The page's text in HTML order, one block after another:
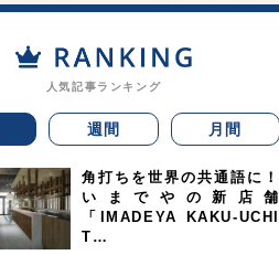
人気記事ランキング
週間 月間
角打ちを世界の共通語に！
いまでやの新店舗
「IMADEYA KAKU-UCHI
T…